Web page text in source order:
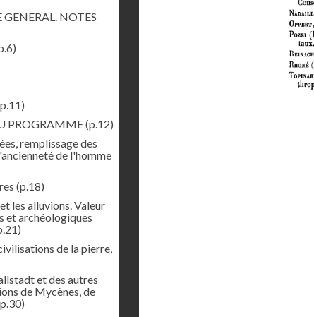
NOTES
PROGRAMME(p.12)
remplissage des
de l'homme
(p.18)
les alluvions. Valeur
et archéologiques
de la pierre,
et des autres
de Mycènes, de